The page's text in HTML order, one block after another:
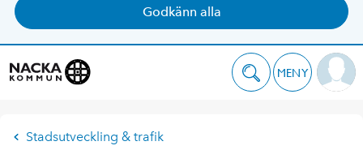
Godkänn alla
MENY
Stadsutveckling & trafik